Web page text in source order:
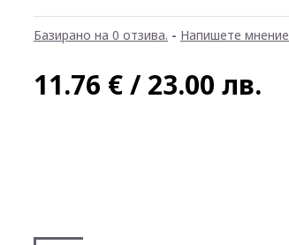
Базирано на 0 отзива. - Напишете мнение
11.76 € / 23.00 лв.